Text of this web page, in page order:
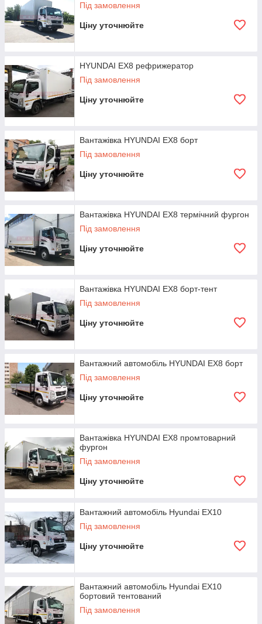
Під замовлення
Ціну уточнюйте
HYUNDAI EX8 рефрижератор
Під замовлення
Ціну уточнюйте
Вантажівка HYUNDAI EX8 борт
Під замовлення
Ціну уточнюйте
Вантажівка HYUNDAI EX8 термічний фургон
Під замовлення
Ціну уточнюйте
Вантажівка HYUNDAI EX8 борт-тент
Під замовлення
Ціну уточнюйте
Вантажний автомобіль HYUNDAI EX8 борт
Під замовлення
Ціну уточнюйте
Вантажівка HYUNDAI EX8 промтоварний
фургон
Під замовлення
Ціну уточнюйте
Вантажний автомобіль Hyundai EX10
Під замовлення
Ціну уточнюйте
Вантажний автомобіль Hyundai EX10
бортовий тентований
Під замовлення